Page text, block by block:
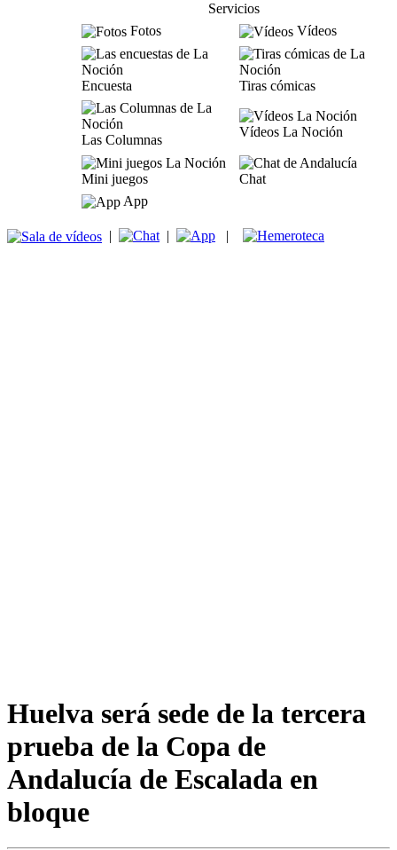
Servicios
Fotos
Vídeos
Encuesta Tiras cómicas
Las Columnas
Vídeos La Noción
Mini juegos
Chat
App
| | |
Huelva será sede de la tercera
prueba de la Copa de
Andalucía de Escalada en
bloque